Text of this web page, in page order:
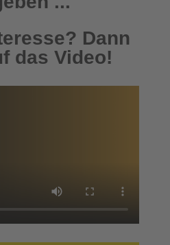
Dann
das Video!